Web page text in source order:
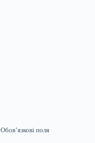
Обов’язкові поля